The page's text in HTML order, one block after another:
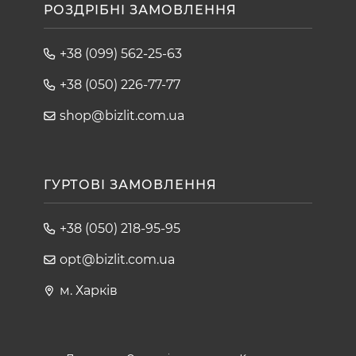
РОЗДРІБНІ ЗАМОВЛЕННЯ
+38 (099) 562-25-63
+38 (050) 226-77-77
shop@bizlit.com.ua
ГУРТОВІ ЗАМОВЛЕННЯ
+38 (050) 218-95-95
opt@bizlit.com.ua
м. Харків